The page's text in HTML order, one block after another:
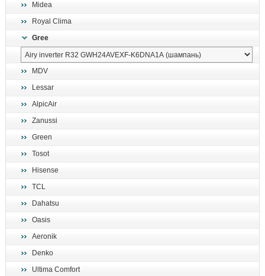
Midea
Royal Clima
Gree
MDV
Lessar
AlpicAir
Zanussi
Green
Tosot
Hisense
TCL
Dahatsu
Oasis
Aeronik
Denko
Ultima Comfort